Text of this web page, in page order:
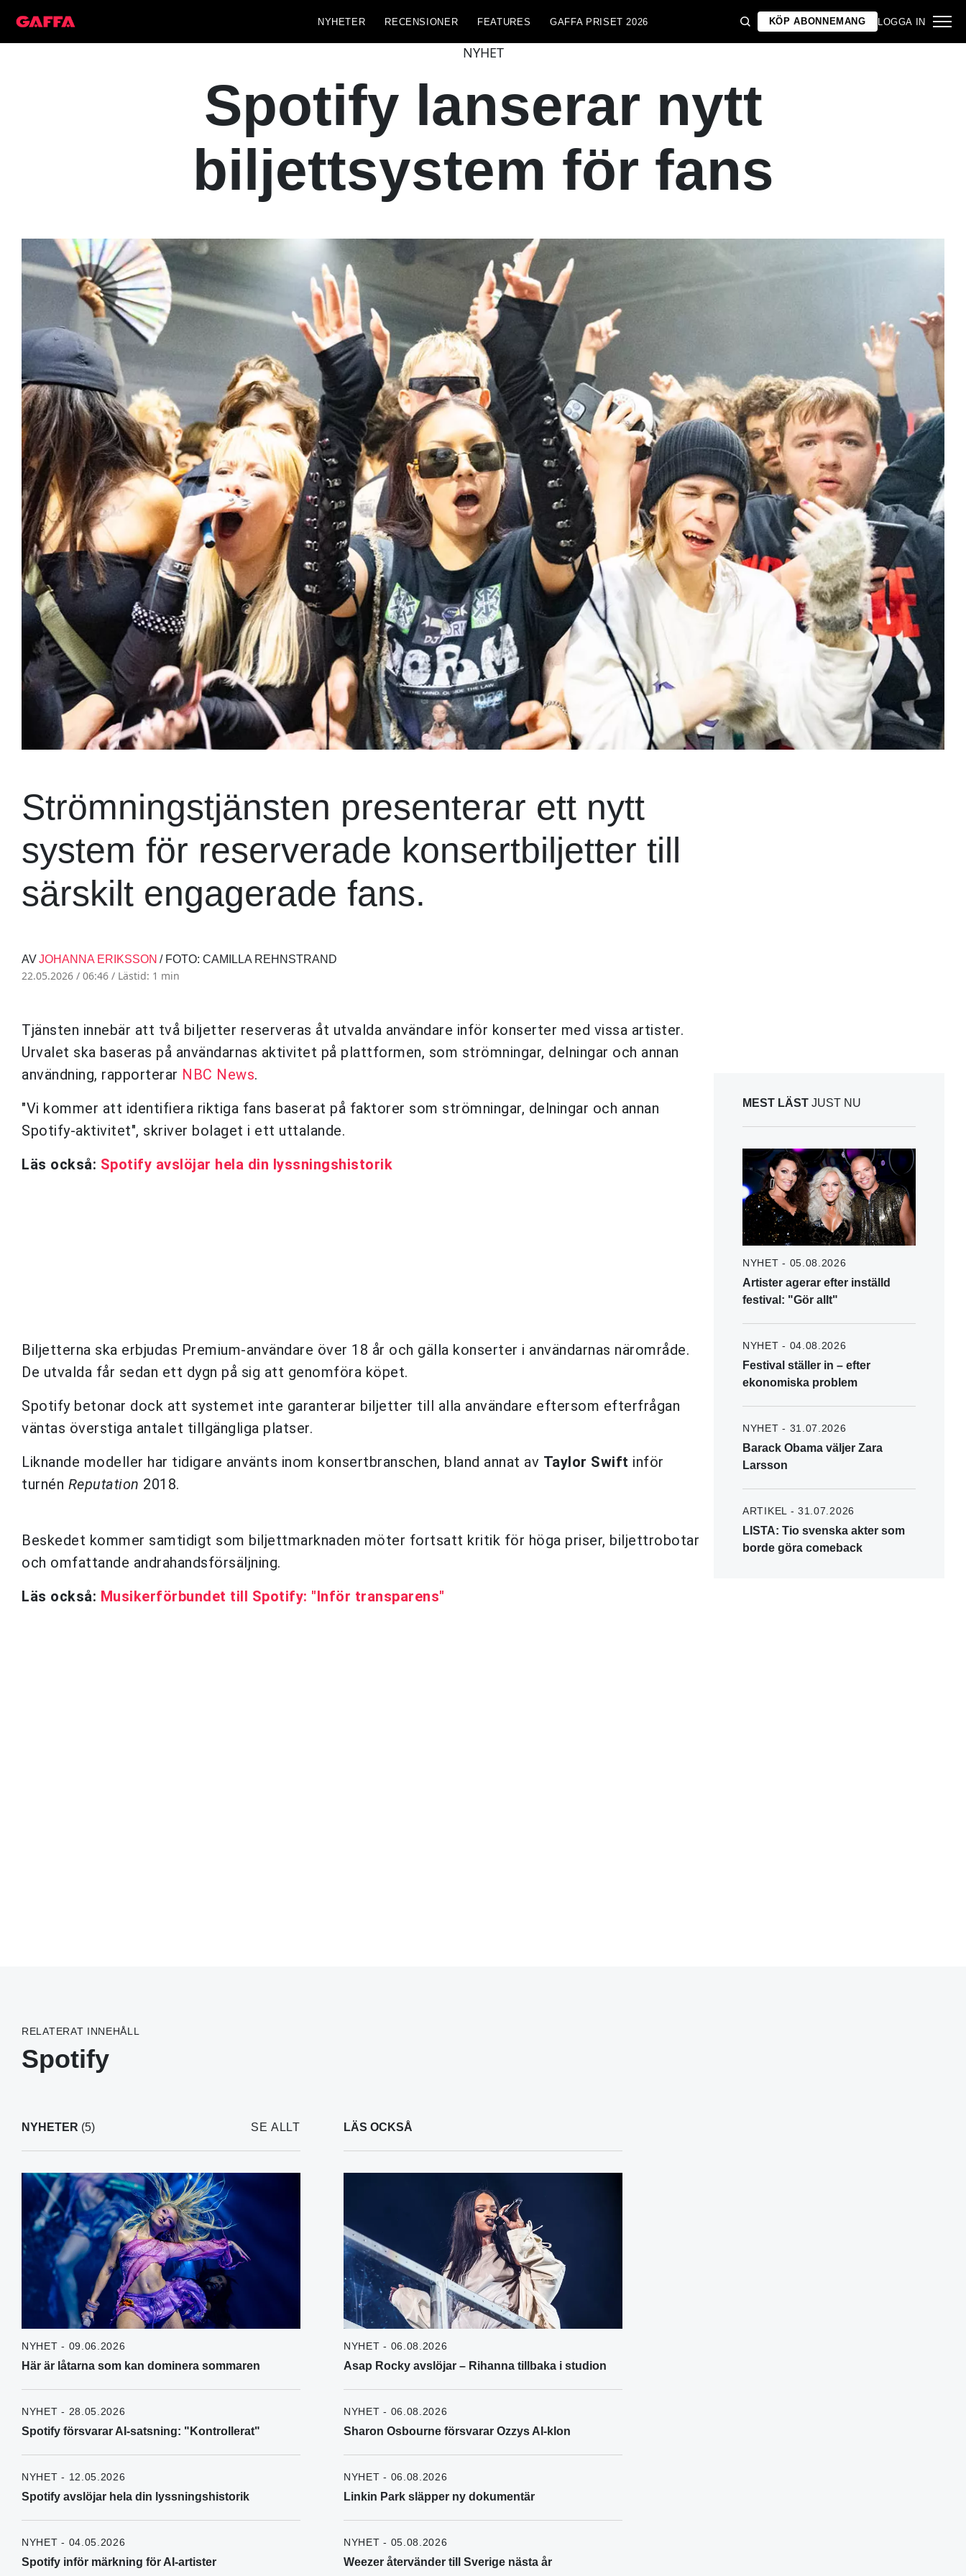
NYHETER RECENSIONER FEATURES GAFFA PRISET 2026 KÖP ABONNEMANG LOGGA IN
NYHET
Spotify lanserar nytt
biljettsystem för fans
Strömningstjänsten presenterar ett nytt
system för reserverade konsertbiljetter till
särskilt engagerade fans.
AVJOHANNA ERIKSSON / FOTO: CAMILLA REHNSTRAND
22.05.2026 / 06:46 / Lästid: 1 min
Tjänsten innebär att två biljetter reserveras åt utvalda användare inför konserter med vissa artister.
Urvalet ska baseras på användarnas aktivitet på plattformen, som strömningar, delningar och annan
användning, rapporterar NBC News.
"Vi kommer att identifiera riktiga fans baserat på faktorer som strömningar, delningar och annan
Spotify-aktivitet", skriver bolaget i ett uttalande.
Läs också: Spotify avslöjar hela din lyssningshistorik
Biljetterna ska erbjudas Premium-användare över 18 år och gälla konserter i användarnas närområde.
De utvalda får sedan ett dygn på sig att genomföra köpet.
Spotify betonar dock att systemet inte garanterar biljetter till alla användare eftersom efterfrågan
väntas överstiga antalet tillgängliga platser.
Liknande modeller har tidigare använts inom konsertbranschen, bland annat av Taylor Swift inför
turnén Reputation 2018.
Beskedet kommer samtidigt som biljettmarknaden möter fortsatt kritik för höga priser, biljettrobotar
och omfattande andrahandsförsäljning.
Läs också: Musikerförbundet till Spotify: "Inför transparens"
MEST LÄST JUST NU
NYHET - 05.08.2026
Artister agerar efter inställd
festival: "Gör allt"
NYHET - 04.08.2026
Festival ställer in – efter
ekonomiska problem
NYHET - 31.07.2026
Barack Obama väljer Zara
Larsson
ARTIKEL - 31.07.2026
LISTA: Tio svenska akter som
borde göra comeback
RELATERAT INNEHÅLL
Spotify
NYHETER (5) SE ALLT
NYHET - 09.06.2026
Här är låtarna som kan dominera sommaren
NYHET - 28.05.2026
Spotify försvarar AI-satsning: "Kontrollerat"
NYHET - 12.05.2026
Spotify avslöjar hela din lyssningshistorik
NYHET - 04.05.2026
Spotify inför märkning för AI-artister
LÄS OCKSÅ
NYHET - 06.08.2026
Asap Rocky avslöjar – Rihanna tillbaka i studion
NYHET - 06.08.2026
Sharon Osbourne försvarar Ozzys AI-klon
NYHET - 06.08.2026
Linkin Park släpper ny dokumentär
NYHET - 05.08.2026
Weezer återvänder till Sverige nästa år